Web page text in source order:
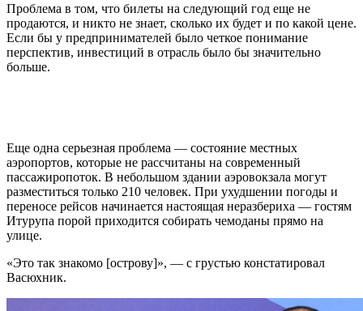
Проблема в том, что билеты на следующий год еще не
продаются, и никто не знает, сколько их будет и по какой цене.
Если бы у предпринимателей было четкое понимание
перспектив, инвестиций в отрасль было бы значительно
больше.
Еще одна серьезная проблема — состояние местных
аэропортов, которые не рассчитаны на современный
пассажиропоток. В небольшом здании аэровокзала могут
разместиться только 210 человек. При ухудшении погоды и
переносе рейсов начинается настоящая неразбериха — гостям
Итурупа порой приходится собирать чемоданы прямо на
улице.
«Это так знакомо [острову]», — с грустью констатировал
Васюхник.